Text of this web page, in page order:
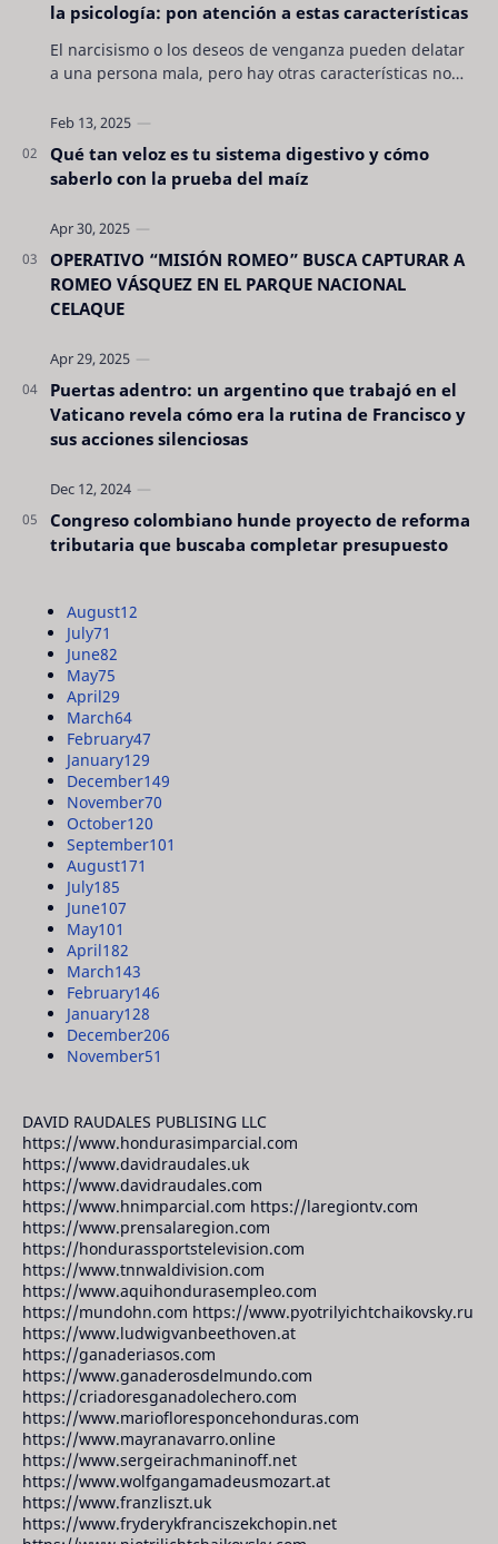
la psicología: pon atención a estas características
El narcisismo o los deseos de venganza pueden delatar
a una persona mala, pero hay otras características no
Qué tan veloz es tu sistema digestivo y cómo
saberlo con la prueba del maíz
OPERATIVO “MISIÓN ROMEO” BUSCA CAPTURAR A
ROMEO VÁSQUEZ EN EL PARQUE NACIONAL
CELAQUE
Puertas adentro: un argentino que trabajó en el
Vaticano revela cómo era la rutina de Francisco y
sus acciones silenciosas
Congreso colombiano hunde proyecto de reforma
tributaria que buscaba completar presupuesto
August12
July71
June82
May75
April29
March64
February47
January129
December149
November70
October120
September101
August171
July185
June107
May101
April182
March143
February146
January128
December206
November51
DAVID RAUDALES PUBLISING LLC
https://www.hondurasimparcial.com
https://www.davidraudales.uk
https://www.davidraudales.com
https://www.hnimparcial.com https://laregiontv.com
https://www.prensalaregion.com
https://hondurassportstelevision.com
https://www.tnnwaldivision.com
https://www.aquihondurasempleo.com
https://mundohn.com https://www.pyotrilyichtchaikovsky.ru
https://www.ludwigvanbeethoven.at
https://ganaderiasos.com
https://www.ganaderosdelmundo.com
https://criadoresganadolechero.com
https://www.mariofloresponcehonduras.com
https://www.mayranavarro.online
https://www.sergeirachmaninoff.net
https://www.wolfgangamadeusmozart.at
https://www.franzliszt.uk
https://www.fryderykfranciszekchopin.net